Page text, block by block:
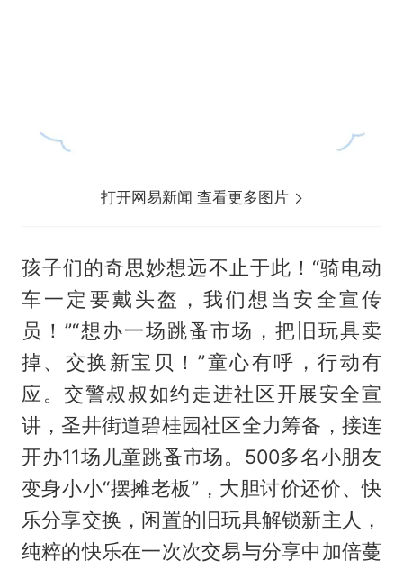
打开网易新闻 查看更多图片
孩子们的奇思妙想远不止于此！“骑电动
车一定要戴头盔，我们想当安全宣传
员！”“想办一场跳蚤市场，把旧玩具卖
掉、交换新宝贝！”童心有呼，行动有
应。交警叔叔如约走进社区开展安全宣
讲，圣井街道碧桂园社区全力筹备，接连
开办11场儿童跳蚤市场。500多名小朋友
变身小小“摆摊老板”，大胆讨价还价、快
乐分享交换，闲置的旧玩具解锁新主人，
纯粹的快乐在一次次交易与分享中加倍蔓